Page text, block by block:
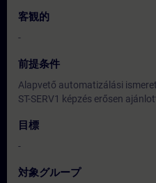
客観的
-
前提条件
Alapvető automatizálási
ST-SERV1 képzés erősen
目標
-
対象グループ